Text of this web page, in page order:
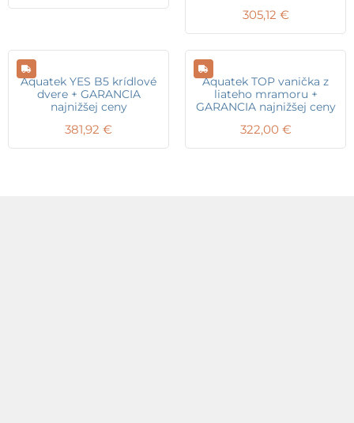
305,12 €
Aquatek YES B5 krídlové
dvere + GARANCIA
najnižšej ceny
381,92 €
Aquatek TOP vanička z
liateho mramoru +
GARANCIA najnižšej ceny
322,00 €